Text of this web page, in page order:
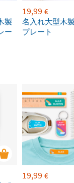
製
ー
19,99 €
名入れ大型木
プレート
19,99 €